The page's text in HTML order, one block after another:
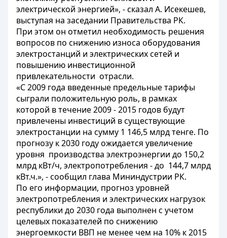
электрической энергией», - сказал А. Исекешев,
выступая на заседании Правительства РК.
При этом он отметил необходимость решения
вопросов по снижению износа оборудования
электростанций и электрических сетей и
повышению инвестиционной
привлекательности отрасли.
«С 2009 года введенные предельные тарифы
сыграли положительную роль, в рамках
которой в течение 2009 - 2015 годов будут
привлечены инвестиций в существующие
электростанции на сумму 1 146,5 млрд тенге. По
прогнозу к 2030 году ожидается увеличение
уровня производства электроэнергии до 150,2
млрд кВт/ч, электропотребления - до 144,7 млрд
кВт.ч.», - сообщил глава Мининдустрии РК.
По его информации, прогноз уровней
электропотребления и электрических нагрузок
республики до 2030 года выполнен с учетом
целевых показателей по снижению
энергоемкости ВВП не менее чем на 10% к 2015